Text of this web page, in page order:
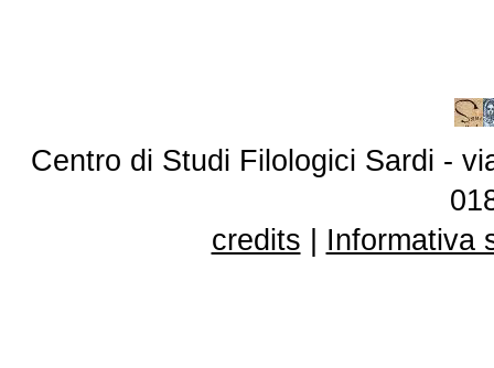
Centro di Studi Filologici Sardi -
credits
Informativa